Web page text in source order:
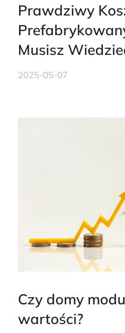
Prawdziwy
Musisz
2025-05-07
Czy domy
wartości?